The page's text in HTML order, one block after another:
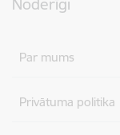
Noderīgi
Par mums
Privātuma politika